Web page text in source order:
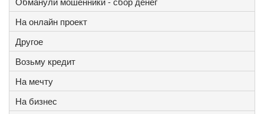
На онлайн проект
Другое
Возьму кредит
На мечту
На бизнес